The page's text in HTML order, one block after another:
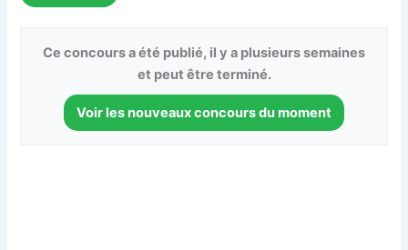
Ce concours a été publié, il y a plusieurs semaines
et peut être terminé.
Voir les nouveaux concours du moment